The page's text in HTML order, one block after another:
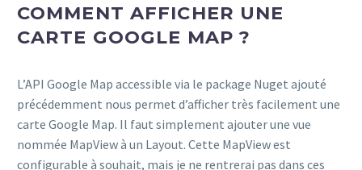
COMMENT AFFICHER UNE
CARTE GOOGLE MAP ?
L’API Google Map accessible via le package Nuget ajouté
précédemment nous permet d’afficher très facilement une
carte Google Map. Il faut simplement ajouter une vue
nommée MapView à un Layout. Cette MapView est
configurable à souhait, mais je ne rentrerai pas dans ces